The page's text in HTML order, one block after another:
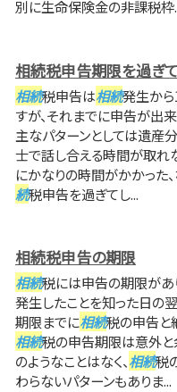
別に生命保険金の非課税枠
相続税申告期限を過ぎ
相続税申告は相続発生から
すが、それまでに申告が出
主なパターンとしては遺産
士で話し合える時間が取れ
にかなりの時間がかかった
続税申告を過ぎてし...
相続税申告の期限
相続税には申告の期限があ
発生したことを知った日の
期限までに相続税の申告と
相続税の申告期限は意外と
のようなことはなく、相続税
わらないパターンもありま...